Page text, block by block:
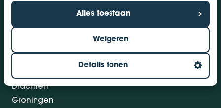
Alles toestaan
Weigeren
Details tonen
InSight - Inhouse Business Control
Bolsward
Drachten
Groningen